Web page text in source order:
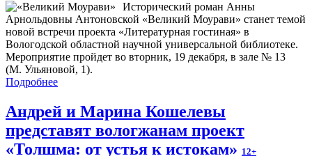
Исторический роман Анны
Арнольдовны Антоновской «Великий Моурави» станет темой
новой встречи проекта «Литературная гостиная» в
Вологодской областной научной универсальной библиотеке.
Мероприятие пройдет во вторник, 19 декабря, в зале № 13
(М. Ульяновой, 1).
Подробнее
Андрей и Марина Кошелевы
представят вологжанам проект
«Толшма: от устья к истокам» 12+